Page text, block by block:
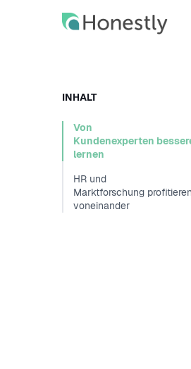
INHALT
Von
Kundenexperten
lernen
HR und
Marktforschung profitieren
voneinander